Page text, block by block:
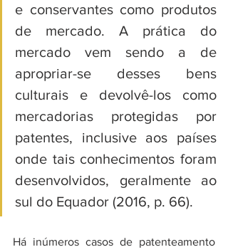
e conservantes como produtos
de mercado. A prática do
mercado vem sendo a de
apropriar-se desses bens
culturais e devolvê-los como
mercadorias protegidas por
patentes, inclusive aos países
onde tais conhecimentos foram
desenvolvidos, geralmente ao
sul do Equador (2016, p. 66).
Há inúmeros casos de patenteamento